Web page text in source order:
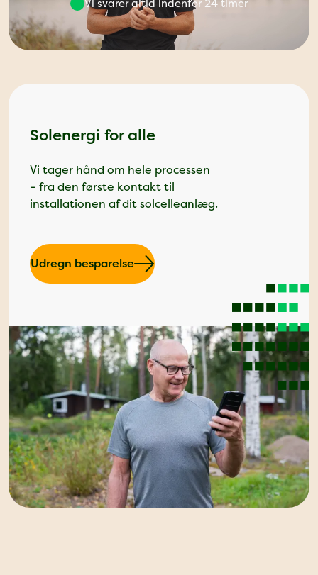
Vi svarer altid indenfor 24 timer
Solenergi for alle
Vi tager hånd om hele processen
– fra den første kontakt til
installationen af dit solcelleanlæg.
Udregn besparelse